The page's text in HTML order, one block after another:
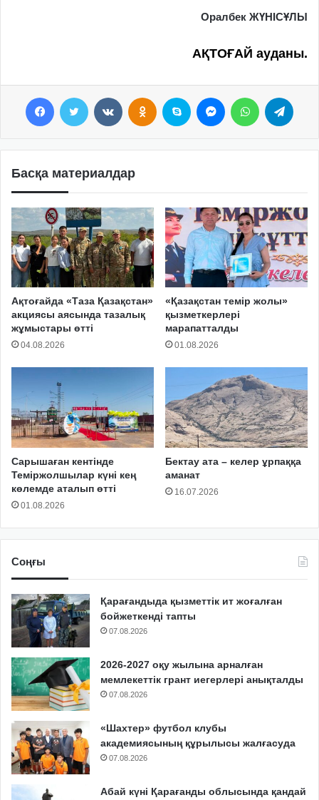
Оралбек ЖҮНІСҰЛЫ
АҚТОҒАЙ ауданы.
Басқа материалдар
Ақтоғайда «Таза Қазақстан»
акциясы аясында тазалық
жұмыстары өтті
04.08.2026
«Қазақстан темір жолы»
қызметкерлері
марапатталды
01.08.2026
Сарышаған кентінде
Теміржолшылар күні кең
көлемде аталып өтті
01.08.2026
Бектау ата – келер ұрпаққа
аманат
16.07.2026
Соңғы
Қарағандыда қызметтік ит жоғалған
бойжеткенді тапты
07.08.2026
2026-2027 оқу жылына арналған
мемлекеттік грант иегерлері анықталды
07.08.2026
«Шахтер» футбол клубы
академиясының құрылысы жалғасуда
07.08.2026
Абай күні Қарағанды облысында қандай